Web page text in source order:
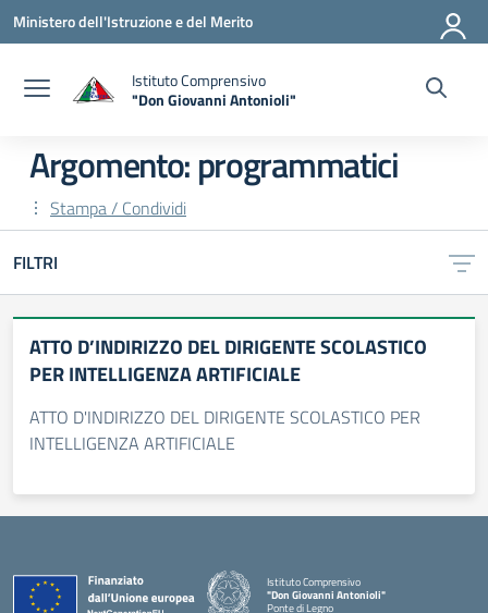
Vai ai contenuti
Vai al menu di navigazione
Vai al footer
Ministero dell'Istruzione e del Merito
Istituto Comprensivo
"Don Giovanni Antonioli"
Argomento: programmatici
Stampa / Condividi
FILTRI
ATTO D’INDIRIZZO DEL DIRIGENTE SCOLASTICO
PER INTELLIGENZA ARTIFICIALE
ATTO D'INDIRIZZO DEL DIRIGENTE SCOLASTICO PER
INTELLIGENZA ARTIFICIALE
Istituto Comprensivo
"Don Giovanni Antonioli"
Ponte di Legno